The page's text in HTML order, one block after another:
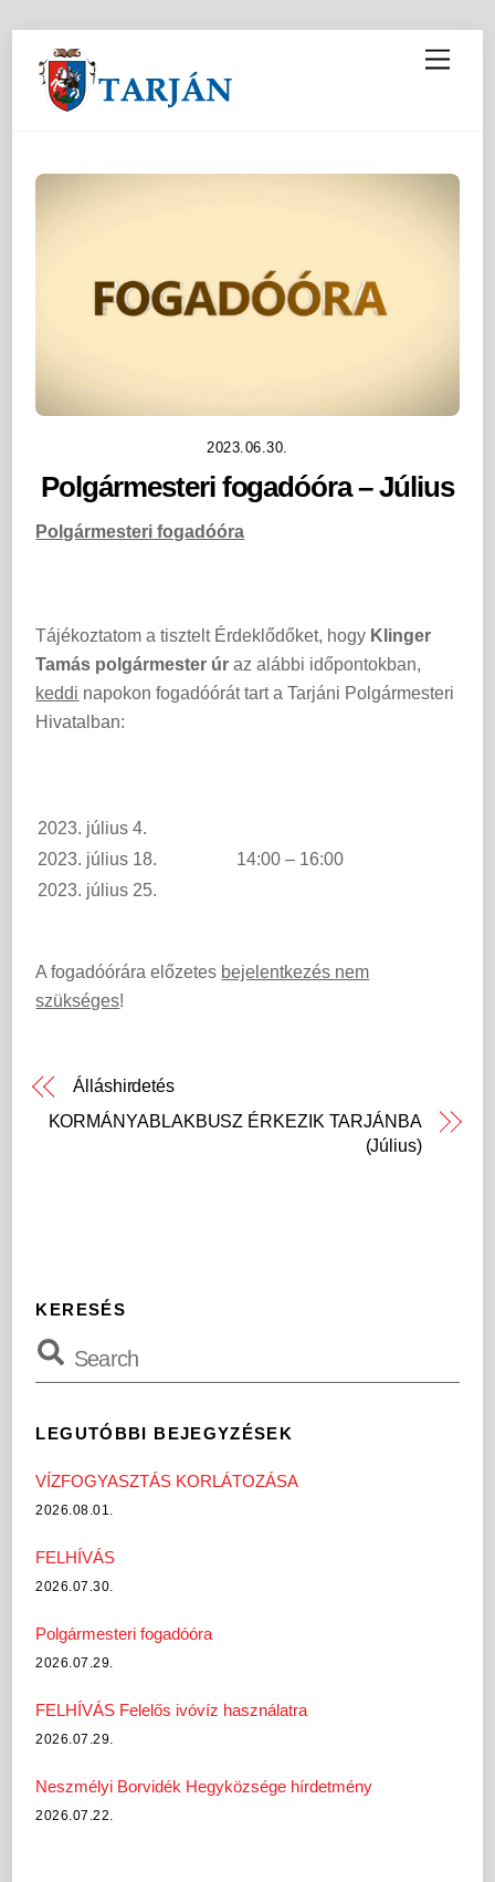
M
e
2023.06.30.
Polgármesteri fogadóóra – Július
Polgármesteri fogadóóra
Tájékoztatom a tisztelt Érdeklődőket, hogy Klinger
Tamás polgármester úr az alábbi időpontokban,
keddi napokon fogadóórát tart a Tarjáni Polgármesteri
Hivatalban:
2023. július 4.
14:00 – 16:00
2023. július 18.
2023. július 25.
A fogadóórára előzetes bejelentkezés nem
szükséges!
Álláshirdetés
KORMÁNYABLAKBUSZ ÉRKEZIK TARJÁNBA
(Július)
KERESÉS
LEGUTÓBBI BEJEGYZÉSEK
VÍZFOGYASZTÁS KORLÁTOZÁSA
2026.08.01.
FELHÍVÁS
2026.07.30.
Polgármesteri fogadóóra
2026.07.29.
FELHÍVÁS Felelős ivóvíz használatra
2026.07.29.
Neszmélyi Borvidék Hegyközsége hírdetmény
2026.07.22.